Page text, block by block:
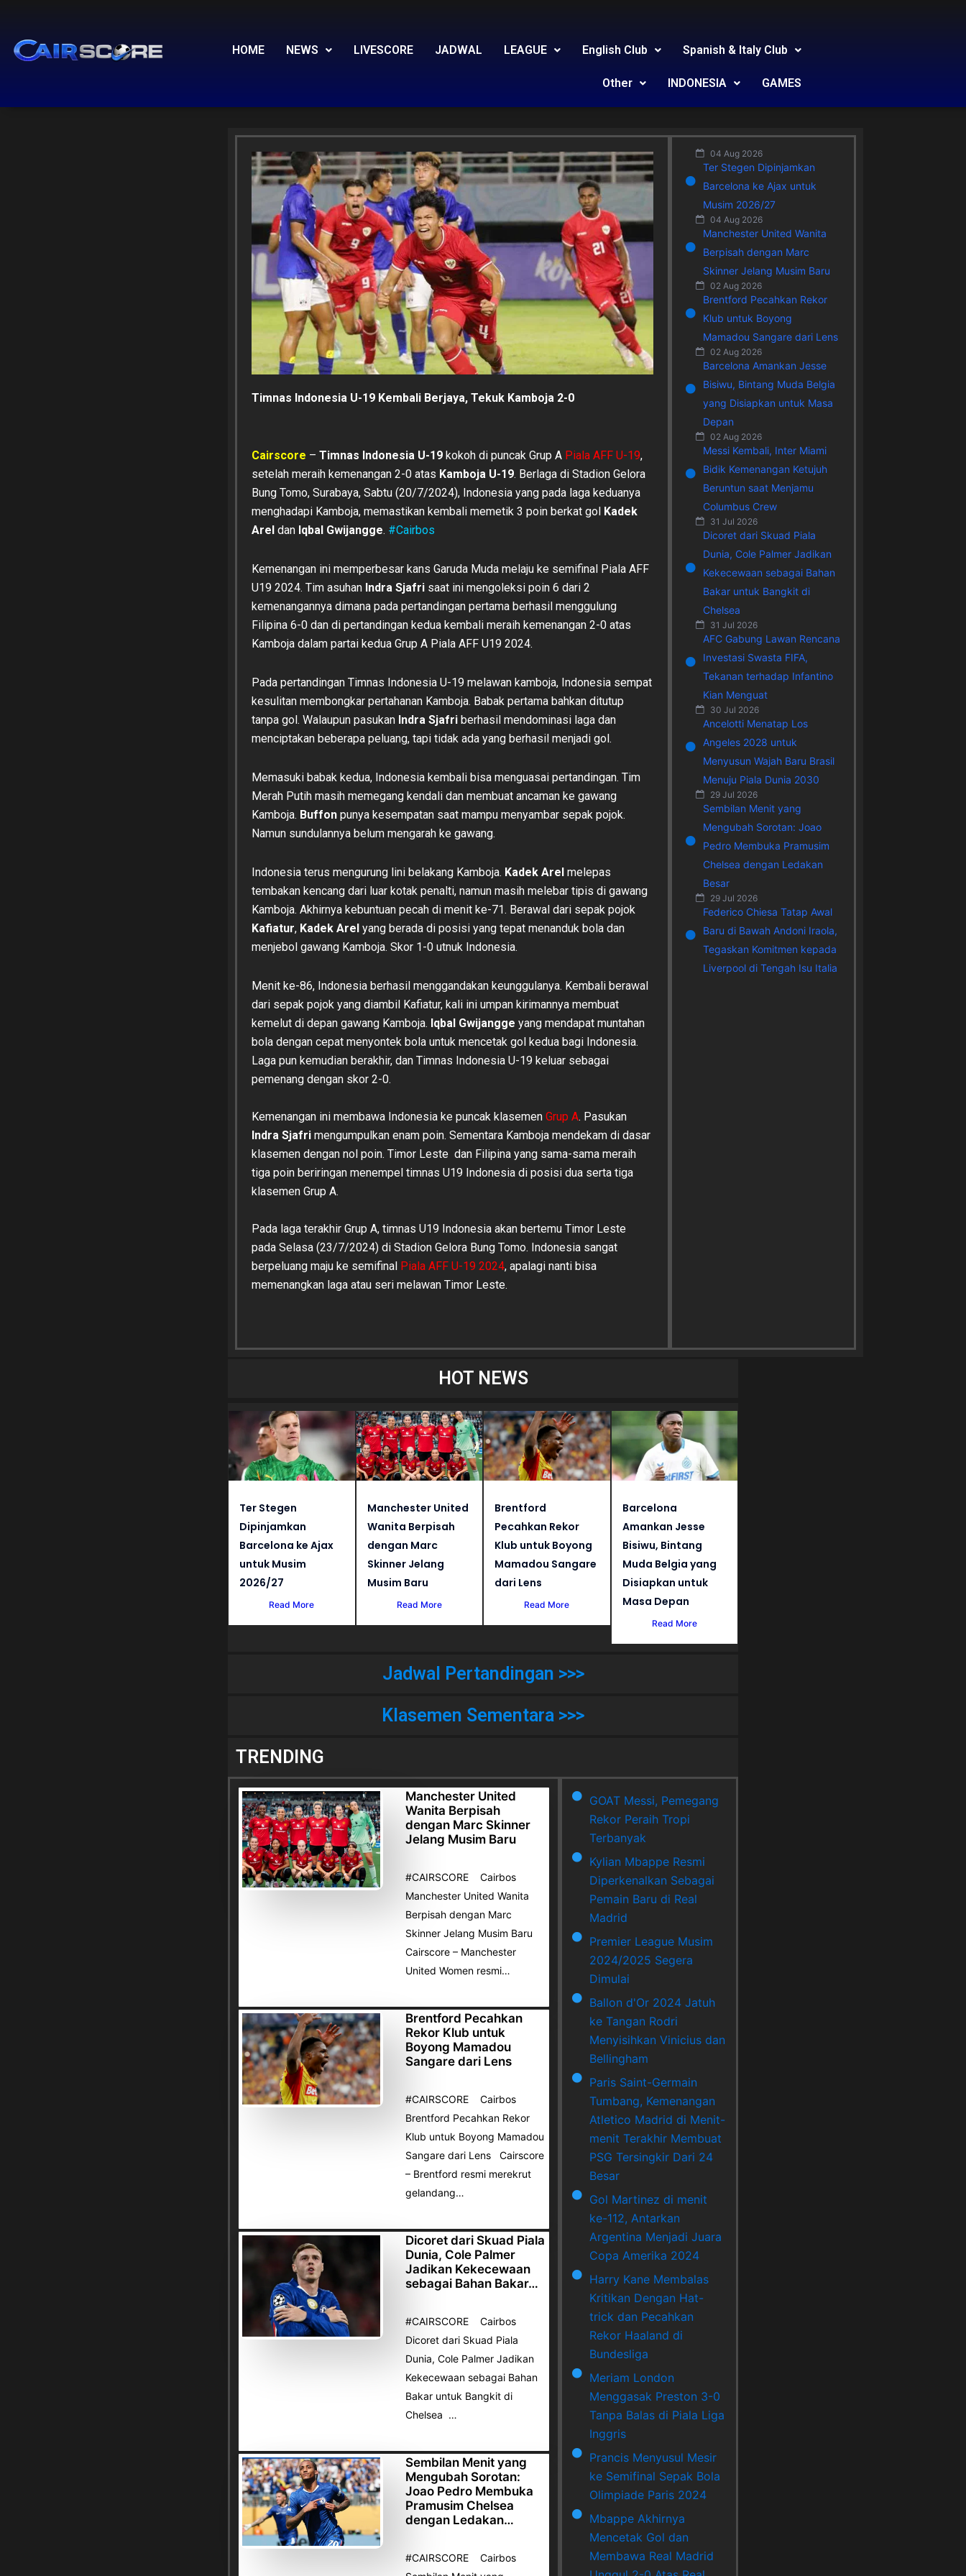
content
HOME NEWS LIVESCORE JADWAL LEAGUE English Club Spanish & Italy Club
Other INDONESIA GAMES
Timnas Indonesia U-19 Kembali Berjaya, Tekuk Kamboja 2-0
Cairscore – Timnas Indonesia U-19 kokoh di puncak Grup A Piala AFF U-19,
setelah meraih kemenangan 2-0 atas Kamboja U-19. Berlaga di Stadion Gelora
Bung Tomo, Surabaya, Sabtu (20/7/2024), Indonesia yang pada laga keduanya
menghadapi Kamboja, memastikan kembali memetik 3 poin berkat gol Kadek
Arel dan Iqbal Gwijangge. #Cairbos
Kemenangan ini memperbesar kans Garuda Muda melaju ke semifinal Piala AFF
U19 2024. Tim asuhan Indra Sjafri saat ini mengoleksi poin 6 dari 2
kemenangannya dimana pada pertandingan pertama berhasil menggulung
Filipina 6-0 dan di pertandingan kedua kembali meraih kemenangan 2-0 atas
Kamboja dalam partai kedua Grup A Piala AFF U19 2024.
Pada pertandingan Timnas Indonesia U-19 melawan kamboja, Indonesia sempat
kesulitan membongkar pertahanan Kamboja. Babak pertama bahkan ditutup
tanpa gol. Walaupun pasukan Indra Sjafri berhasil mendominasi laga dan
menciptakan beberapa peluang, tapi tidak ada yang berhasil menjadi gol.
Memasuki babak kedua, Indonesia kembali bisa menguasai pertandingan. Tim
Merah Putih masih memegang kendali dan membuat ancaman ke gawang
Kamboja. Buffon punya kesempatan saat mampu menyambar sepak pojok.
Namun sundulannya belum mengarah ke gawang.
Indonesia terus mengurung lini belakang Kamboja. Kadek Arel melepas
tembakan kencang dari luar kotak penalti, namun masih melebar tipis di gawang
Kamboja. Akhirnya kebuntuan pecah di menit ke-71. Berawal dari sepak pojok
Kafiatur, Kadek Arel yang berada di posisi yang tepat menanduk bola dan
menjebol gawang Kamboja. Skor 1-0 utnuk Indonesia.
Menit ke-86, Indonesia berhasil menggandakan keunggulanya. Kembali berawal
dari sepak pojok yang diambil Kafiatur, kali ini umpan kirimannya membuat
kemelut di depan gawang Kamboja. Iqbal Gwijangge yang mendapat muntahan
bola dengan cepat menyontek bola untuk mencetak gol kedua bagi Indonesia.
Laga pun kemudian berakhir, dan Timnas Indonesia U-19 keluar sebagai
pemenang dengan skor 2-0.
Kemenangan ini membawa Indonesia ke puncak klasemen Grup A. Pasukan
Indra Sjafri mengumpulkan enam poin. Sementara Kamboja mendekam di dasar
klasemen dengan nol poin. Timor Leste dan Filipina yang sama-sama meraih
tiga poin beriringan menempel timnas U19 Indonesia di posisi dua serta tiga
klasemen Grup A.
Pada laga terakhir Grup A, timnas U19 Indonesia akan bertemu Timor Leste
pada Selasa (23/7/2024) di Stadion Gelora Bung Tomo. Indonesia sangat
berpeluang maju ke semifinal Piala AFF U-19 2024, apalagi nanti bisa
memenangkan laga atau seri melawan Timor Leste.
04 Aug 2026
Ter Stegen Dipinjamkan
Barcelona ke Ajax untuk
Musim 2026/27
04 Aug 2026
Manchester United Wanita
Berpisah dengan Marc
Skinner Jelang Musim Baru
02 Aug 2026
Brentford Pecahkan Rekor
Klub untuk Boyong
Mamadou Sangare dari Lens
02 Aug 2026
Barcelona Amankan Jesse
Bisiwu, Bintang Muda Belgia
yang Disiapkan untuk Masa
Depan
02 Aug 2026
Messi Kembali, Inter Miami
Bidik Kemenangan Ketujuh
Beruntun saat Menjamu
Columbus Crew
31 Jul 2026
Dicoret dari Skuad Piala
Dunia, Cole Palmer Jadikan
Kekecewaan sebagai Bahan
Bakar untuk Bangkit di
Chelsea
31 Jul 2026
AFC Gabung Lawan Rencana
Investasi Swasta FIFA,
Tekanan terhadap Infantino
Kian Menguat
30 Jul 2026
Ancelotti Menatap Los
Angeles 2028 untuk
Menyusun Wajah Baru Brasil
Menuju Piala Dunia 2030
29 Jul 2026
Sembilan Menit yang
Mengubah Sorotan: Joao
Pedro Membuka Pramusim
Chelsea dengan Ledakan
Besar
29 Jul 2026
Federico Chiesa Tatap Awal
Baru di Bawah Andoni Iraola,
Tegaskan Komitmen kepada
Liverpool di Tengah Isu Italia
HOT NEWS
Ter Stegen
Dipinjamkan
Barcelona ke Ajax
untuk Musim
2026/27
Read More
Manchester United
Wanita Berpisah
dengan Marc
Skinner Jelang
Musim Baru
Read More
Brentford
Pecahkan Rekor
Klub untuk Boyong
Mamadou Sangare
dari Lens
Read More
Barcelona
Amankan Jesse
Bisiwu, Bintang
Muda Belgia yang
Disiapkan untuk
Masa Depan
Read More
Jadwal Pertandingan >>>
Klasemen Sementara >>>
TRENDING
Manchester United
Wanita Berpisah
dengan Marc Skinner
Jelang Musim Baru
#CAIRSCORE Cairbos
Manchester United Wanita
Berpisah dengan Marc
Skinner Jelang Musim Baru
Cairscore – Manchester
United Women resmi…
Brentford Pecahkan
Rekor Klub untuk
Boyong Mamadou
Sangare dari Lens
#CAIRSCORE Cairbos
Brentford Pecahkan Rekor
Klub untuk Boyong Mamadou
Sangare dari Lens Cairscore
– Brentford resmi merekrut
gelandang…
Dicoret dari Skuad Piala
Dunia, Cole Palmer
Jadikan Kekecewaan
sebagai Bahan Bakar…
#CAIRSCORE Cairbos
Dicoret dari Skuad Piala
Dunia, Cole Palmer Jadikan
Kekecewaan sebagai Bahan
Bakar untuk Bangkit di
Chelsea …
Sembilan Menit yang
Mengubah Sorotan:
Joao Pedro Membuka
Pramusim Chelsea
dengan Ledakan…
#CAIRSCORE Cairbos
GOAT Messi, Pemegang
Rekor Peraih Tropi
Terbanyak
Kylian Mbappe Resmi
Diperkenalkan Sebagai
Pemain Baru di Real
Madrid
Premier League Musim
2024/2025 Segera
Dimulai
Ballon d'Or 2024 Jatuh
ke Tangan Rodri
Menyisihkan Vinicius dan
Bellingham
Paris Saint-Germain
Tumbang, Kemenangan
Atletico Madrid di Menit-
menit Terakhir Membuat
PSG Tersingkir Dari 24
Besar
Gol Martinez di menit
ke-112, Antarkan
Argentina Menjadi Juara
Copa Amerika 2024
Harry Kane Membalas
Kritikan Dengan Hat-
trick dan Pecahkan
Rekor Haaland di
Bundesliga
Meriam London
Menggasak Preston 3-0
Tanpa Balas di Piala Liga
Inggris
Prancis Menyusul Mesir
ke Semifinal Sepak Bola
Olimpiade Paris 2024
Mbappe Akhirnya
Mencetak Gol dan
Membawa Real Madrid